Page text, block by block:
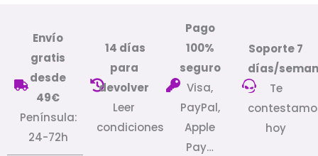
Envío
gratis
desde
49€
Península:
24-72h
14 días
para
devolver
Leer
condiciones
Pago
100%
seguro
Visa,
PayPal,
Apple
Pay…
Soporte 7
días/
Te
hoy